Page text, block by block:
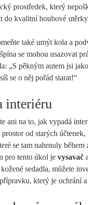
prostředek, který
do kvalitní houbové
také umýt kola a
se mohou usazovat
„S pěkným autem jsi
se o něj pořád starat!“
interiéru
ani na to, jak vypadá
od starých účtenek,
se tam nahrnuly
pro tento úkol jevysavač
sedadla, můžete
který je ochrání